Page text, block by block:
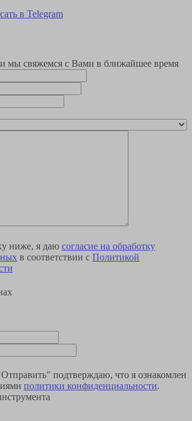
в Telegram
мы свяжемся с Вами в ближайшее время
ниже, я даю согласие на обработку
в соответствии с Политикой
подтверждаю, что я ознакомлен
политики конфиденциальности.